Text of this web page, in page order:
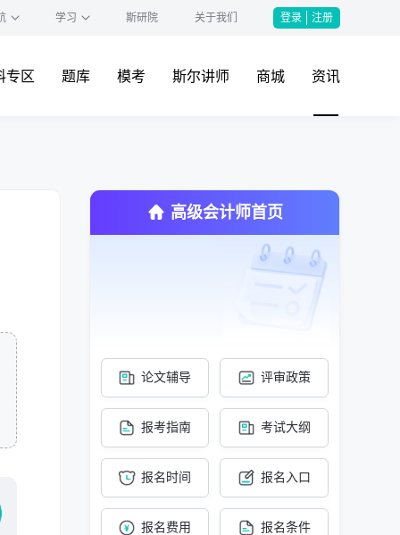
学习 斯研院 关于我们 登录 注册
专区 题库 模考 斯尔讲师 商城 资讯
高级会计师首页
论文辅导 评审政策
报考指南 考试大纲
报名时间 报名入口
报名费用 报名条件